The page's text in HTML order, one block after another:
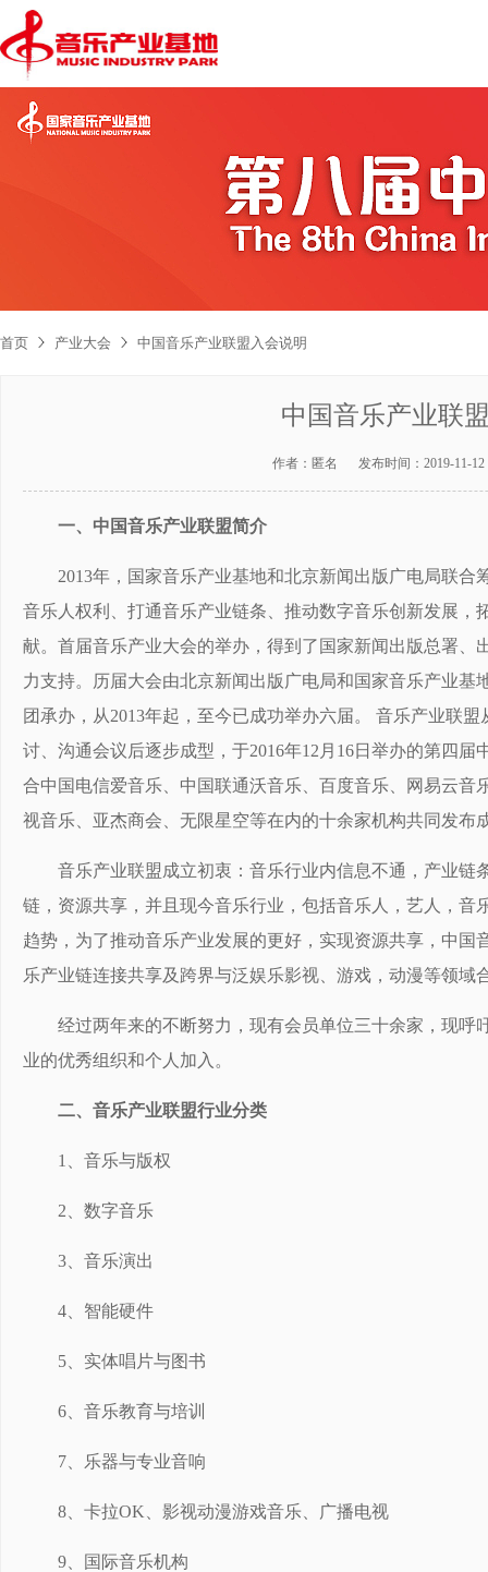
首页 产业大会 中国音乐产业联盟入会说明
中国音乐产业联
作者： 匿名 发布时间： 2019-11-12
一、中国音乐产业联盟简介
2013年，国家音乐产业基地和北京新闻出版广电局联
音乐人权利、打通音乐产业链条、推动数字音乐创新发展，
献。首届音乐产业大会的举办，得到了国家新闻出版总署、
力支持。历届大会由北京新闻出版广电局和国家音乐产业
团承办，从2013年起，至今已成功举办六届。 音乐产业联
讨、沟通会议后逐步成型，于2016年12月16日举办的第四
合中国电信爱音乐、中国联通沃音乐、百度音乐、网易云音
视音乐、亚杰商会、无限星空等在内的十余家机构共同发布
音乐产业联盟成立初衷：音乐行业内信息不通，产业链
链，资源共享，并且现今音乐行业，包括音乐人，艺人，音
趋势，为了推动音乐产业发展的更好，实现资源共享，中
乐产业链连接共享及跨界与泛娱乐影视、游戏，动漫等领域
经过两年来的不断努力，现有会员单位三十余家，现呼
业的优秀组织和个人加入。
二、音乐产业联盟行业分类
1、音乐与版权
2、数字音乐
3、音乐演出
4、智能硬件
5、实体唱片与图书
6、音乐教育与培训
7、乐器与专业音响
8、卡拉OK、影视动漫游戏音乐、广播电视
9、国际音乐机构